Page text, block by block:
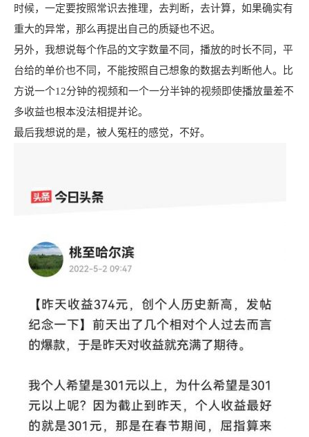
时候，一定要按照常识去推理，去判断，去计算，如果确实有
重大的异常，那么再提出自己的质疑也不迟。
另外，我想说每个作品的文字数量不同，播放的时长不同，平
台给的单价也不同，不能按照自己想象的数据去判断他人。比
方说一个12分钟的视频和一个一分半钟的视频即使播放量差不
多收益也根本没法相提并论。
最后我想说的是，被人冤枉的感觉，不好。